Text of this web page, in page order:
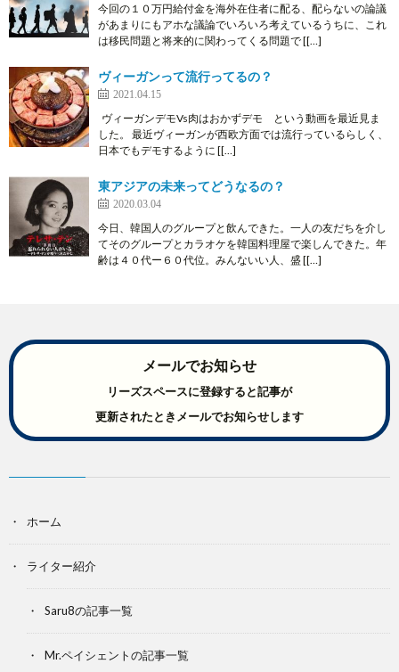
今回の１０万円給付金を海外在住者に配る、配らないの論議
があまりにもアホな議論でいろいろ考えているうちに、これ
は移民問題と将来的に関わってくる問題で [[…]
ヴィーガンって流行ってるの？
2021.04.15
ヴィーガンデモVs肉はおかずデモ という動画を最近見ま
した。 最近ヴィーガンが西欧方面では流行っているらしく、
日本でもデモするように [[…]
東アジアの未来ってどうなるの？
2020.03.04
今日、韓国人のグループと飲んできた。一人の友だちを介し
てそのグループとカラオケを韓国料理屋で楽しんできた。年
齢は４０代ー６０代位。みんないい人、盛 [[…]
メールでお知らせ
リーズスペースに登録すると記事が
更新されたときメールでお知らせします
ホーム
ライター紹介
Saru8の記事一覧
Mr.ペイシェントの記事一覧